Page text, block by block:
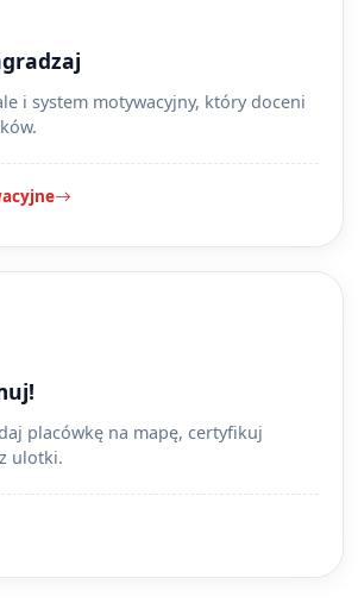
i system motywacyjny, który doceni
placówkę na mapę, certyfikuj
ulotki.